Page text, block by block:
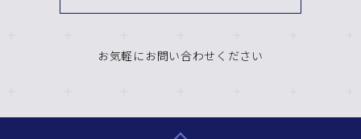
お気軽にお問い合わせください